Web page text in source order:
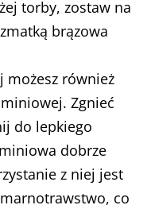
torby, zostaw na
brązowa
możesz również
Zgnieć
do lepkiego
dobrze
z niej jest
co